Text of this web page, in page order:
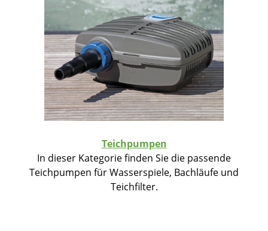
Teichpumpen
In dieser Kategorie finden Sie die passende
Teichpumpen für Wasserspiele, Bachläufe und
Teichfilter.